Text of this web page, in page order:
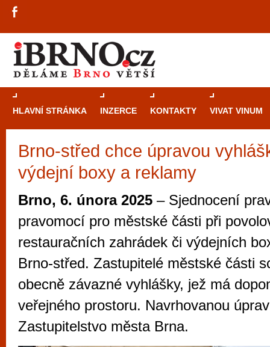
HLAVNÍ STRÁNKA INZERCE KONTAKTY VIVAT VINUM
Brno-střed chce úpravou
výdejní boxy a reklamy
Brno, 6. února 2025 – Sjednocení
pravomocí pro městské části při
restauračních zahrádek či výdejních
Brno-střed. Zastupitelé městské části
obecně závazné vyhlášky, jež má
veřejného prostoru. Navrhovanou
Zastupitelstvo města Brna.
Průvodce
Brně: Od
Brno je
zajímavé
restaurace,
Mimo jiné je ale také místem, kde si
vyzkoušet různé kasinové hry. V
metropoli naleznete širokou nabídku her
po moderní automaty jak pro pravidelné
příležitostné hráče. V...